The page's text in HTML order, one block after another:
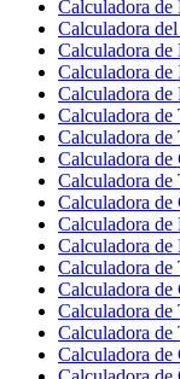
Calculadora de
Calculadora
Calculadora de
Calculadora de
Calculadora de
Calculadora de
Calculadora de
Calculadora de
Calculadora de
Calculadora de
Calculadora de
Calculadora de
Calculadora de
Calculadora de
Calculadora de
Calculadora de
Calculadora de